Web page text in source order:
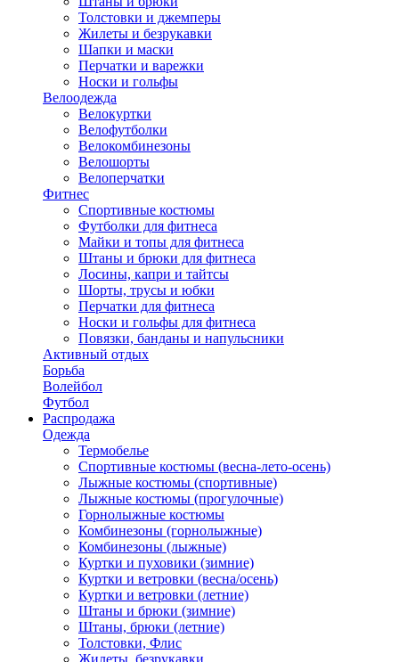
Толстовки и джемперы
Жилеты и безрукавки
Шапки и маски
Перчатки и варежки
Носки и гольфы
Велоодежда
Велокуртки
Велофутболки
Велокомбинезоны
Велошорты
Велоперчатки
Фитнес
Спортивные костюмы
Футболки для фитнеса
Майки и топы для фитнеса
Штаны и брюки для фитнеса
Лосины, капри и тайтсы
Шорты, трусы и юбки
Перчатки для фитнеса
Носки и гольфы для фитнеса
Повязки, банданы и напульсники
Активный отдых
Борьба
Волейбол
Футбол
Распродажа
Одежда
Термобелье
Спортивные костюмы (весна-лето-осень)
Лыжные костюмы (спортивные)
Лыжные костюмы (прогулочные)
Горнолыжные костюмы
Комбинезоны (горнолыжные)
Комбинезоны (лыжные)
Куртки и пуховики (зимние)
Куртки и ветровки (весна/осень)
Куртки и ветровки (летние)
Штаны и брюки (зимние)
Штаны, брюки (летние)
Толстовки, Флис
Жилеты, безрукавки